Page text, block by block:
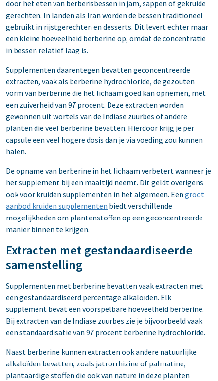
door het eten van berberisbessen in jam, sappen of gekruide
gerechten. In landen als Iran worden de bessen traditioneel
gebruikt in rijstgerechten en desserts. Dit levert echter maar
een kleine hoeveelheid berberine op, omdat de concentratie
in bessen relatief laag is.
Supplementen daarentegen bevatten geconcentreerde
extracten, vaak als berberine hydrochloride, de gezouten
vorm van berberine die het lichaam goed kan opnemen, met
een zuiverheid van 97 procent. Deze extracten worden
gewonnen uit wortels van de Indiase zuurbes of andere
planten die veel berberine bevatten. Hierdoor krijg je per
capsule een veel hogere dosis dan je via voeding zou kunnen
halen.
De opname van berberine in het lichaam verbetert wanneer je
het supplement bij een maaltijd neemt. Dit geldt overigens
ook voor kruiden supplementen in het algemeen. Een groot
aanbod kruiden supplementen biedt verschillende
mogelijkheden om plantenstoffen op een geconcentreerde
manier binnen te krijgen.
Extracten met gestandaardiseerde
samenstelling
Supplementen met berberine bevatten vaak extracten met
een gestandaardiseerd percentage alkaloïden. Elk
supplement bevat een voorspelbare hoeveelheid berberine.
Bij extracten van de Indiase zuurbes zie je bijvoorbeeld vaak
een standaardisatie van 97 procent berberine hydrochloride.
Naast berberine kunnen extracten ook andere natuurlijke
alkaloïden bevatten, zoals jatrorrhizine of palmatine,
plantaardige stoffen die ook van nature in deze planten